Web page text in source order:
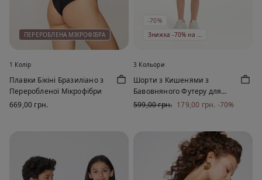
ПЕРЕРОБЛЕНА МІКРОФІБРА
1 Колір
Плавки Бікіні Бразиліано з
Переробленої Мікрофібри
669,00 грн.
-70%
Знижка -70% на 5 од
3 Кольори
Шорти з Кишенями з
Бавовняного Футеру для
Хлопчиків
599,00 грн. 179,00 грн. -70%